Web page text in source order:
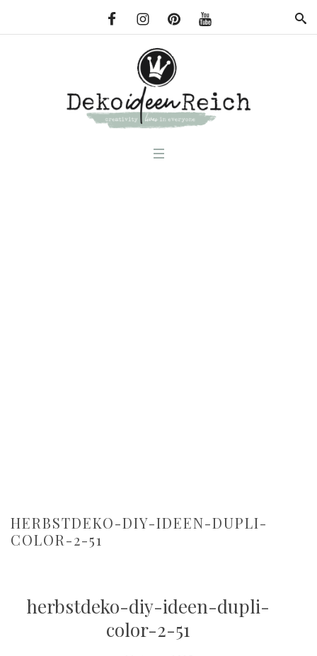
HERBSTDEKO-DIY-IDEEN-DUPLI-
COLOR-2-51
herbstdeko-diy-ideen-dupli-
color-2-51